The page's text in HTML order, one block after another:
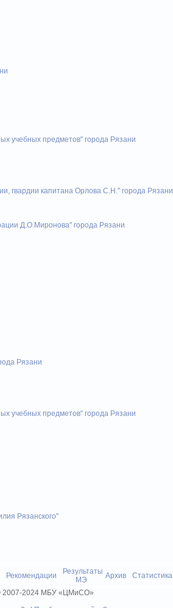
учебных предметов" города Рязани
гвардии капитана Орлова С.Н." города Рязани
Д.О.Миронова" города Рязани
Рязани
учебных предметов" города Рязани
Рязанского"
Рекомендации
Результаты
МЭ
Архив Статистика
2007-2024 МБУ «ЦМиСО»